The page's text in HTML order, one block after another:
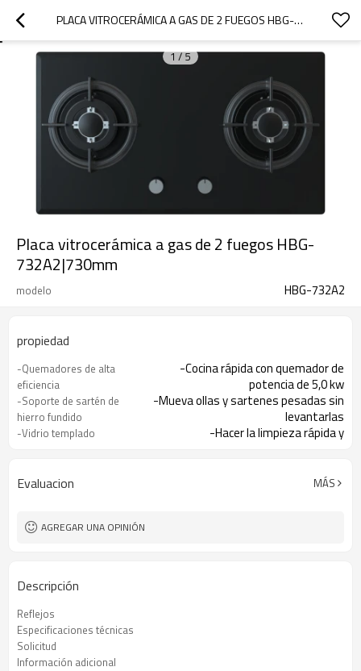
PLACA VITROCERÁMICA A GAS DE 2 FUEGOS HBG-732A2|730MM
1/5
Placa vitrocerámica a gas de 2 fuegos HBG-
732A2|730mm
modelo HBG-732A2
propiedad
-Quemadores de alta
eficiencia
-Cocina rápida con quemador de
potencia de 5,0 kw
-Soporte de sartén de
hierro fundido
-Mueva ollas y sartenes pesadas sin
levantarlas
-Vidrio templado
-Hacer la limpieza rápida y
encender la placa
Evaluacion MÁS
AGREGAR UNA OPINIÓN
Descripción
Reflejos
Especificaciones técnicas
Solicitud
Información adicional